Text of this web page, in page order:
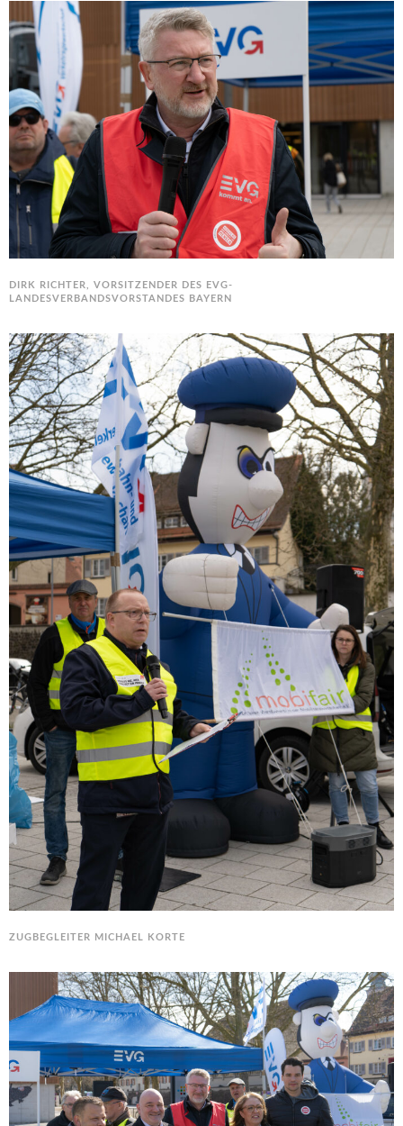
DIRK RICHTER, VORSITZENDER DES EVG-
LANDESVERBANDSVORSTANDES BAYERN
ZUGBEGLEITER MICHAEL KORTE